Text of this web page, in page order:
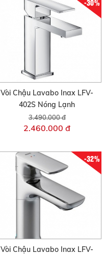
-30%
Vòi Chậu Lavabo Inax LFV-
402S Nóng Lạnh
3.490.000 đ
2.460.000 đ
-32%
Vòi Chậu Lavabo Inax LFV-